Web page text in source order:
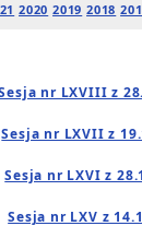
2020 2019 2018
nr LXVIII z
Sesja nr LXVII z
Sesja nr LXVI z
Sesja nr LXV z